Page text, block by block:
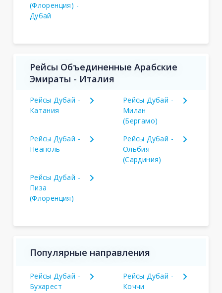
(Флоренция) -
Дубай
Рейсы Объединенные Арабские
Эмираты - Италия
Рейсы Дубай -
Катания
Рейсы Дубай -
Милан
(Бергамо)
Рейсы Дубай -
Неаполь
Рейсы Дубай -
Ольбия
(Сардиния)
Рейсы Дубай -
Пиза
(Флоренция)
Популярные направления
Рейсы Дубай -
Бухарест
Рейсы Дубай -
Коччи